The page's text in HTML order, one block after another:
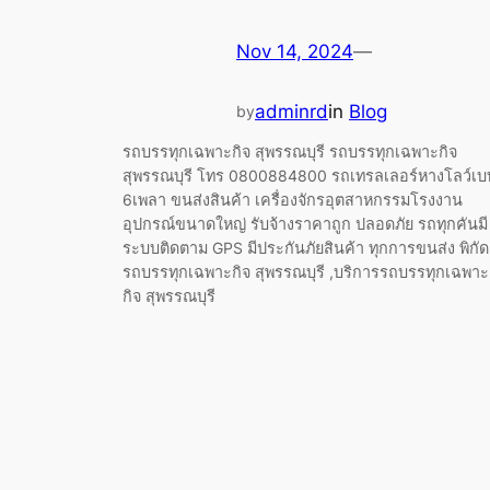
Nov 14, 2024—
byadminrdin Blog
รถบรรทุกเฉพาะกิจ สุพรรณบุรี รถบรรทุกเฉพาะกิจ
สุพรรณบุรี โทร 0800884800 รถเทรลเลอร์หางโลว์เ
6เพลา ขนส่งสินค้า เครื่องจักรอุตสาหกรรมโรงงาน
อุปกรณ์ขนาดใหญ่ รับจ้างราคาถูก ปลอดภัย รถทุกคันมี
ระบบติดตาม GPS มีประกันภัยสินค้า ทุกการขนส่ง พิกัด
รถบรรทุกเฉพาะกิจ สุพรรณบุรี ,บริการรถบรรทุกเฉพาะ
กิจ สุพรรณบุรี